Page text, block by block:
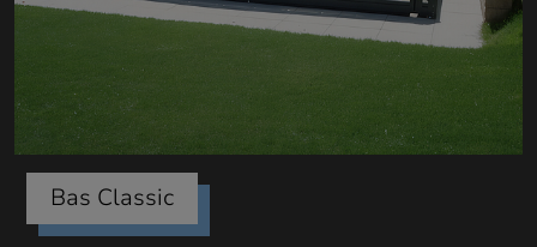
Bas Classic